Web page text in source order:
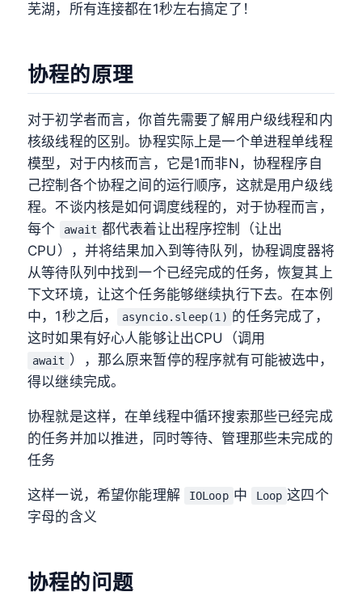
芜湖，所有连接都在1秒左右搞定了！
协程的原理
对于初学者而言，你首先需要了解用户级线程和内
核级线程的区别。协程实际上是一个单进程单线程
模型，对于内核而言，它是1而非N，协程程序自
己控制各个协程之间的运行顺序，这就是用户级线
程。不谈内核是如何调度线程的，对于协程而言，
每个
await 都代表着让出程序控制（让出
CPU），并将结果加入到等待队列，协程调度器将
从等待队列中找到一个已经完成的任务，恢复其上
下文环境，让这个任务能够继续执行下去。在本例
中，1秒之后，
asyncio.sleep(1) 的任务完成了，
这时如果有好心人能够让出CPU（调用
await ），那么原来暂停的程序就有可能被选中，
得以继续完成。
协程就是这样，在单线程中循环搜索那些已经完成
的任务并加以推进，同时等待、管理那些未完成的
任务
这样一说，希望你能理解 IOLoop 中 Loop 这四个
字母的含义
协程的问题